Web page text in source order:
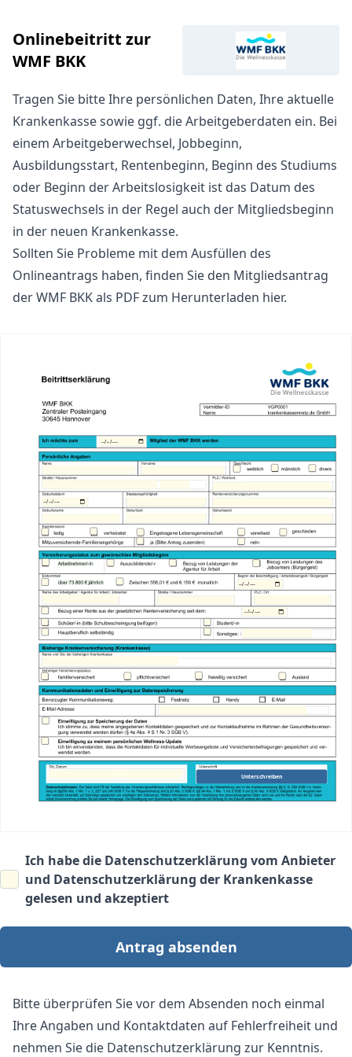
Onlinebeitritt zur
WMF BKK
Tragen Sie bitte Ihre persönlichen Daten, Ihre aktuelle
Krankenkasse sowie ggf. die Arbeitgeberdaten ein. Bei
einem Arbeitgeberwechsel, Jobbeginn,
Ausbildungsstart, Rentenbeginn, Beginn des Studiums
oder Beginn der Arbeitslosigkeit ist das Datum des
Statuswechsels in der Regel auch der Mitgliedsbeginn
in der neuen Krankenkasse.
Sollten Sie Probleme mit dem Ausfüllen des
Onlineantrags haben, finden Sie den Mitgliedsantrag
der WMF BKK als PDF zum Herunterladen hier.
Unterschreiben
Ich habe die Datenschutzerklärung vom Anbieter
und Datenschutzerklärung der Krankenkasse
gelesen und akzeptiert
Antrag absenden
Bitte überprüfen Sie vor dem Absenden noch einmal
Ihre Angaben und Kontaktdaten auf Fehlerfreiheit und
nehmen Sie die Datenschutzerklärung zur Kenntnis.